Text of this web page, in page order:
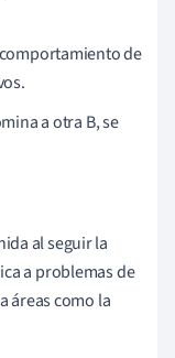
de
a otra B, se
al seguir la
a problemas de
áreas como la